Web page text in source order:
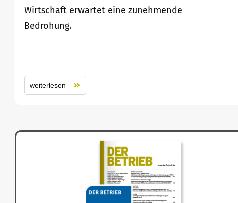
Wirtschaft erwartet eine zunehmende
Bedrohung.
weiterlesen